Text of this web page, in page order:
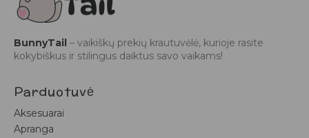
BunnyTail – vaikiškų prekių krautuvėlė, kurioje rasite
kokybiškus ir stilingus daiktus savo vaikams!
Parduotuvė
Aksesuarai
Apranga